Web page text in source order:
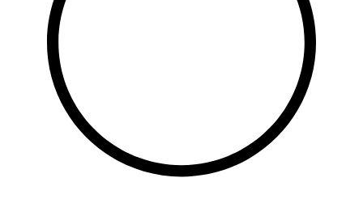
Балык бистәсе
104,9 FM
Баулы
107,5 FM
Биләр